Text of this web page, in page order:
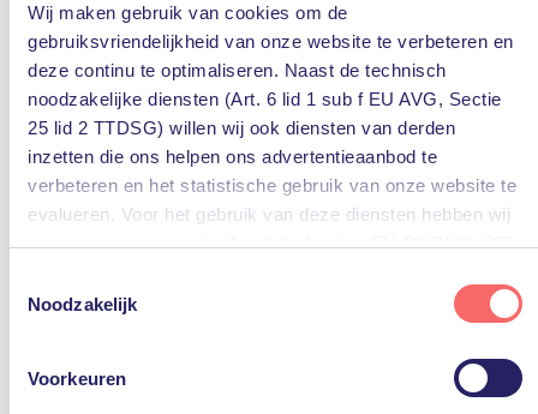
Wij maken gebruik van cookies om de
gebruiksvriendelijkheid van onze website te verbeteren en
deze continu te optimaliseren. Naast de technisch
noodzakelijke diensten (Art. 6 lid 1 sub f EU AVG, Sectie
25 lid 2 TTDSG) willen wij ook diensten van derden
inzetten die ons helpen ons advertentieaanbod te
verbeteren en het statistische gebruik van onze website te
evalueren. Voor het gebruik van deze diensten hebben wij
uw toestemming nodig (Art. 6 lid 1 sub a EU-DSGVO, §25
U kunt deze toestemming eenvoudig geven door op “Alles
accepteren” te klikken. Indien u hiermee niet akkoord gaat,
kunt u het gebruik van niet-essentiële diensten
Noodzakelijk
Voorkeuren
Wat is data- en collaboration-governance?
Het belang van data- en collaboration-
governance in Microsoft 365
Draagvlak is essentieel voor succesvolle adoptie
Best practices voor data- en collaboration-
governance
Hoe PQR u kan helpen
Workshop 1: inventarisatie van de
Workshop 2: richtlijnen en beleidsregels
Beleid en techniek op elkaar afgestemd